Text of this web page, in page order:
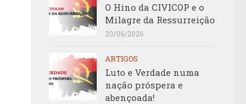
O Hino da CIVICOP e o
Milagre da Ressurreição
20/06/2026
ARTIGOS
Luto e Verdade numa
nação próspera e
abençoada!